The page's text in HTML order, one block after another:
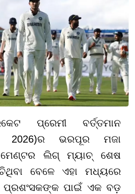
ପ୍ରେମୀ ବର୍ତ୍ତମାନ
ଭରପୂର ମଜା
ଲିଗ୍ ମ୍ୟାଚ୍ ଶେଷ
ବେଳେ ଏହା ମଧ୍ୟରେ
ପ୍ରଶଂସକଙ୍କ ପାଇଁ ଏକ ବଡ଼